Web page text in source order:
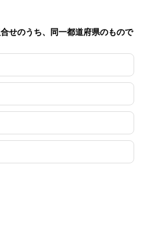
せのうち、同一都道府県のもので